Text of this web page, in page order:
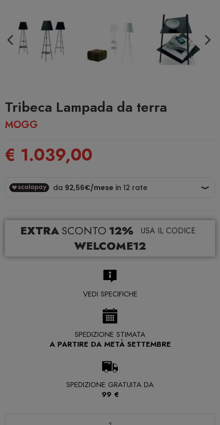
Tribeca Lampada da terra
MOGG
€ 1.039,00
EXTRA SCONTO 12% USA IL CODICE
WELCOME12
VEDI SPECIFICHE
SPEDIZIONE STIMATA
A PARTIRE DA METÀ SETTEMBRE
SPEDIZIONE GRATUITA DA
99 €